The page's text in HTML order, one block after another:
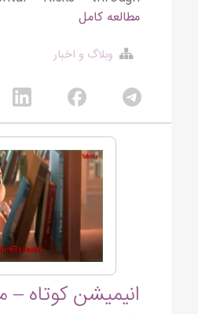
مطالعه کامل
وبلاگ و اخبار
انیمیشن کوتاه –